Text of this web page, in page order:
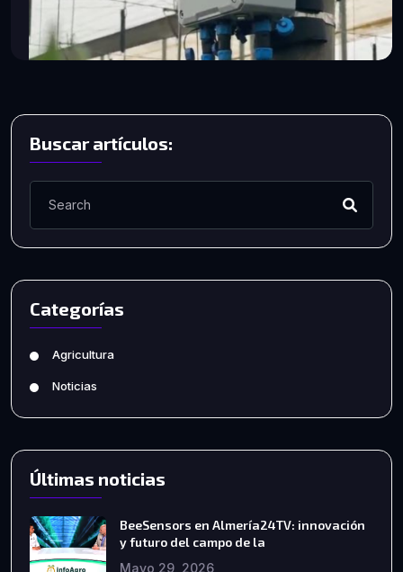
Buscar artículos:
Categorías
Agricultura
Noticias
Últimas noticias
BeeSensors en Almería24TV: innovación
y futuro del campo de la
Mayo 29, 2026